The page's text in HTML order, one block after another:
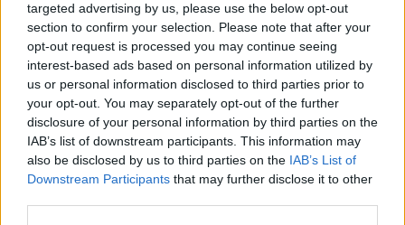
targeted advertising by us, please use the below opt-out
section to confirm your selection. Please note that after your
opt-out request is processed you may continue seeing
interest-based ads based on personal information utilized by
us or personal information disclosed to third parties prior to
your opt-out. You may separately opt-out of the further
disclosure of your personal information by third parties on the
IAB’s list of downstream participants. This information may
also be disclosed by us to third parties on the IAB’s List of
Downstream Participants that may further disclose it to other
Wiedza ogólna
Tylko 1 na 87 osób nie myli się w tym
prostym...